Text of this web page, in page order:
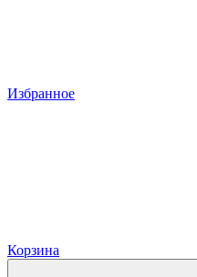
Избранное
Корзина